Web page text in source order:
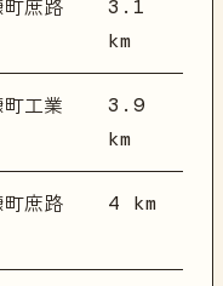
庶路
3.1
km
工業
3.9
km
庶路 4 km